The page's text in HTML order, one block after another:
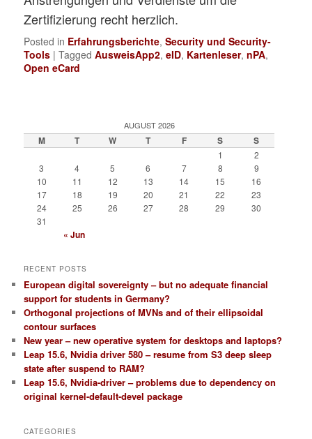
Zertifizierung recht herzlich.
Posted in Erfahrungsberichte,Security und Security-
Tools |Tagged AusweisApp2,eID, Kartenleser,nPA,
Open eCard
AUGUST 2026
M T W T F S S
1
2
3
4 5 6 7 8
9
10
11 12 13 14 15
16
17
18 19 20 21 22
23
24
25 26 27 28 29
30
31
« Jun
RECENT POSTS
European digital sovereignty – but no adequate financial
support for students in Germany?
Orthogonal projections of MVNs and of their ellipsoidal
contour surfaces
New year – new operative system for desktops and laptops?
Leap 15.6, Nvidia driver 580 – resume from S3 deep sleep
state after suspend to RAM?
Leap 15.6, Nvidia-driver – problems due to dependency on
original kernel-default-devel package
CATEGORIES